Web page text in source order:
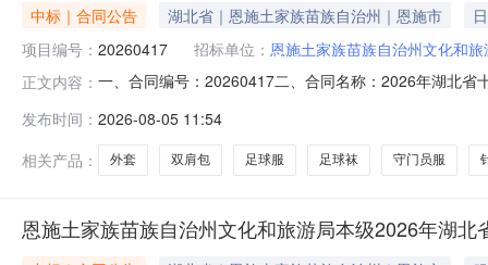
中标｜合同公告 湖北省｜恩施土家族苗族自治州｜恩施市
项目编号： 20260417 招标单位： 恩施土家族苗族自治州文化和旅
正文内容： 一、合同编号：20260417二、合同名称：2026年湖北
局3、联系方式：189718951594、供应商（乙方）：恩
发布时间： 2026-08-05 11:54
相关产品：
外套 双肩包 足球服 足球袜 守门员服
恩施土家族苗族自治州文化和旅游局本级2026年湖